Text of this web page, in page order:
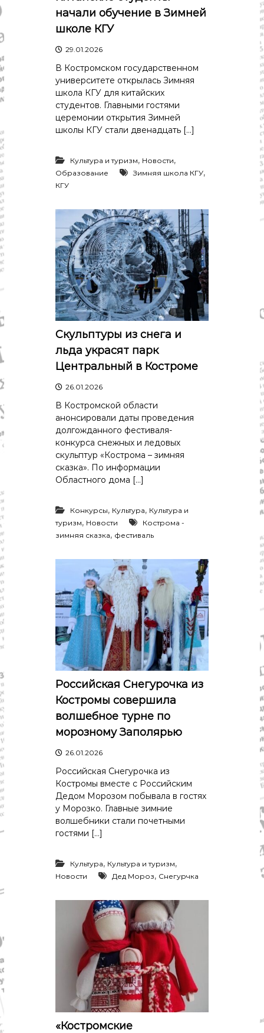
начали обучение в Зимней
школе КГУ
29.01.2026
В Костромском государственном
университете открылась Зимняя
школа КГУ для китайских
студентов. Главными гостями
церемонии открытия Зимней
школы КГУ стали двенадцать […]
Культура и туризм, Новости,
Образование Зимняя школа КГУ,
КГУ
Скульптуры из снега и
льда украсят парк
Центральный в Костроме
26.01.2026
В Костромской области
анонсировали даты проведения
долгожданного фестиваля-
конкурса снежных и ледовых
скульптур «Кострома – зимняя
сказка». По информации
Областного дома […]
Конкурсы, Культура, Культура и
туризм, Новости
Кострома -
зимняя сказка, фестиваль
Российская Снегурочка из
Костромы совершила
волшебное турне по
морозному Заполярью
26.01.2026
Российская Снегурочка из
Костромы вместе с Российским
Дедом Морозом побывала в гостях
у Морозко. Главные зимние
волшебники стали почетными
гостями […]
Культура, Культура и туризм,
Новости Дед Мороз, Снегурчка
«Костромские